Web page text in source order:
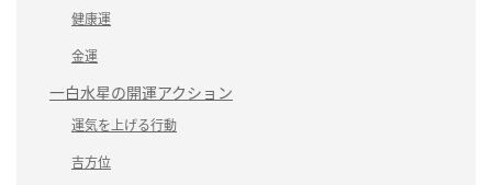
健康運
金運
一白水星の開運アクション
運気を上げる行動
吉方位